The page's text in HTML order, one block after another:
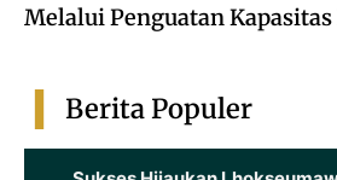
Melalui Penguatan
Berita Populer